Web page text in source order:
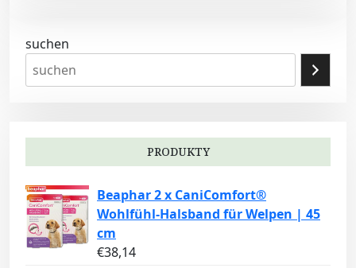
suchen
PRODUKTY
Beaphar 2 x CaniComfort®
Wohlfühl-Halsband für Welpen | 45
cm
€38,14